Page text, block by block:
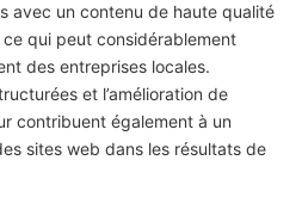
avec un contenu de haute qualité
qui peut considérablement
des entreprises locales.
et l’amélioration de
contribuent également à un
sites web dans les résultats de